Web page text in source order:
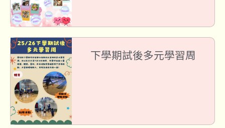
下學期試後多元學習周